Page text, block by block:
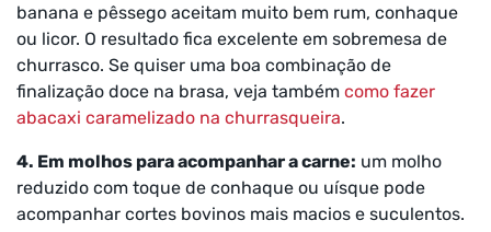
banana e pêssego aceitam muito bem rum, conhaque
ou licor. O resultado fica excelente em sobremesa de
churrasco. Se quiser uma boa combinação de
finalização doce na brasa, veja também como fazer
abacaxi caramelizado na churrasqueira.
4. Em molhos para acompanhar a carne: um molho
reduzido com toque de conhaque ou uísque pode
acompanhar cortes bovinos mais macios e suculentos.